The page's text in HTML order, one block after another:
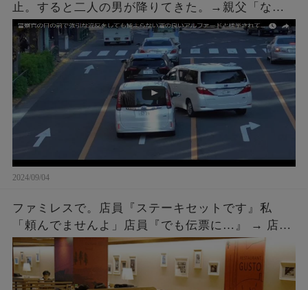
止。すると二人の男が降りてきた。→親父「なん
や、なんかあったんかい？」こちらも車を降りて
話しかけに行った結果ｗｗｗ
2024/09/04
ファミレスで。店員『ステーキセットです』私
「頼んでませんよ」店員『でも伝票に…』 → 店員
『５２００円です』私「は？」店員『伝票に～』
→ 結果…